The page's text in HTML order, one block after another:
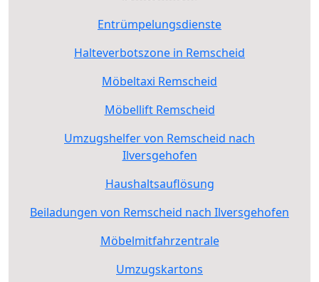
Entrümpelungsdienste
Halteverbotszone in Remscheid
Möbeltaxi Remscheid
Möbellift Remscheid
Umzugshelfer von Remscheid nach
Ilversgehofen
Haushaltsauflösung
Beiladungen von Remscheid nach Ilversgehofen
Möbelmitfahrzentrale
Umzugskartons